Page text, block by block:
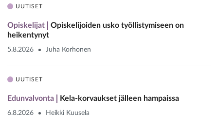
UUTISET
Opiskelijat
Opiskelijoiden usko työllistymiseen on
heikentynyt
5.8.2026 Juha Korhonen
UUTISET
Edunvalvonta Kela-korvaukset jälleen hampaissa
6.8.2026 Heikki Kuusela